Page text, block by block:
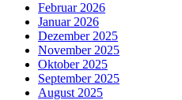
Februar 2026
Januar 2026
Dezember 2025
November 2025
Oktober 2025
September 2025
August 2025